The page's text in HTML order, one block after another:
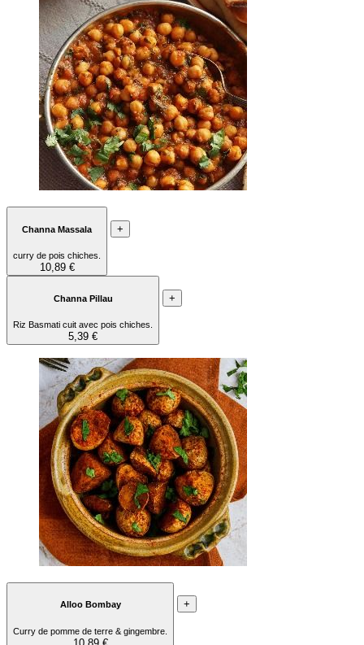
Channa Massala
curry de pois chiches.
10,89 €
+
Channa Pillau
Riz Basmati cuit avec pois chiches.
5,39 €
+
Alloo Bombay
Curry de pomme de terre & gingembre.
+